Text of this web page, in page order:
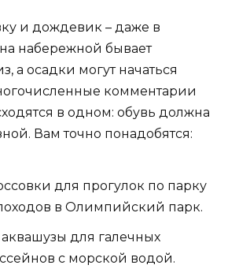
и дождевик – даже в
набережной бывает
а осадки могут начаться
комментарии
в одном: обувь должна
Вам точно понадобятся:
для прогулок по парку
в Олимпийский парк.
для галечных
с морской водой.